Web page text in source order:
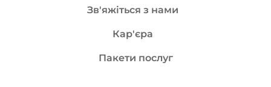
Зв'яжіться з нами
Кар'єра
Пакети послуг